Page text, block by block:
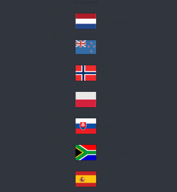
Lat
in
A
me
ric
a
Ne
the
rla
nd
s
Ne
w
Ze
ala
nd
No
rw
ay
Pol
an
d
Slo
va
kia
So
uth